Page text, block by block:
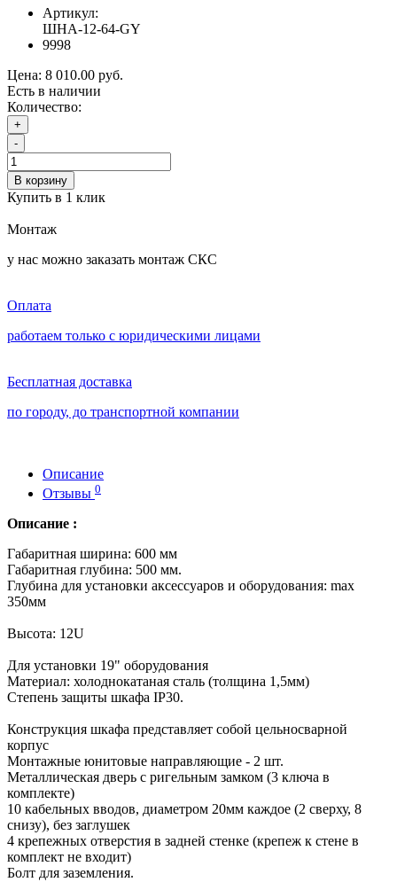
Артикул:
ШНА-12-64-GY
9998
Цена: 8 010.00 руб.
Есть в наличии
Количество:
+
-
В корзину
Купить в 1 клик
Монтаж
у нас можно заказать монтаж СКС
Оплата
работаем только с юридическими лицами
Бесплатная доставка
по городу, до транспортной компании
Описание
Отзывы 0
Описание :
Габаритная ширина: 600 мм
Габаритная глубина: 500 мм.
Глубина для установки аксессуаров и оборудования: max
350мм
Высота: 12U
Для установки 19" оборудования
Материал: холоднокатаная сталь (толщина 1,5мм)
Степень защиты шкафа IP30.
Конструкция шкафа представляет собой цельносварной
корпус
Монтажные юнитовые направляющие - 2 шт.
Металлическая дверь с ригельным замком (3 ключа в
комплекте)
10 кабельных вводов, диаметром 20мм каждое (2 сверху, 8
снизу), без заглушек
4 крепежных отверстия в задней стенке (крепеж к стене в
комплект не входит)
Болт для заземления.